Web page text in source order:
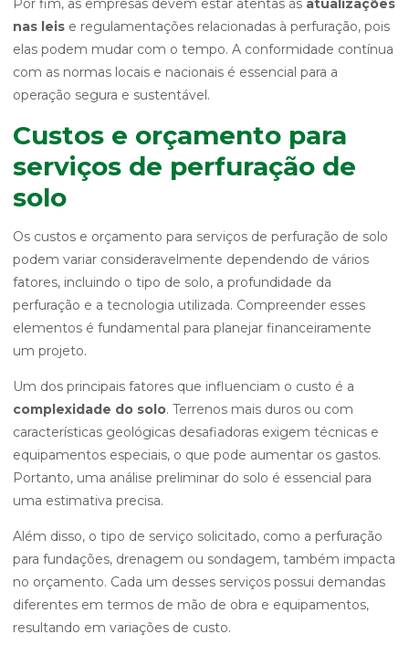
Por fim, as empresas devem estar atentas às atualizações
nas leis e regulamentações relacionadas à perfuração, pois
elas podem mudar com o tempo. A conformidade contínua
com as normas locais e nacionais é essencial para a
operação segura e sustentável.
Custos e orçamento para
serviços de perfuração de
solo
Os custos e orçamento para serviços de perfuração de solo
podem variar consideravelmente dependendo de vários
fatores, incluindo o tipo de solo, a profundidade da
perfuração e a tecnologia utilizada. Compreender esses
elementos é fundamental para planejar financeiramente
um projeto.
Um dos principais fatores que influenciam o custo é a
complexidade do solo. Terrenos mais duros ou com
características geológicas desafiadoras exigem técnicas e
equipamentos especiais, o que pode aumentar os gastos.
Portanto, uma análise preliminar do solo é essencial para
uma estimativa precisa.
Além disso, o tipo de serviço solicitado, como a perfuração
para fundações, drenagem ou sondagem, também impacta
no orçamento. Cada um desses serviços possui demandas
diferentes em termos de mão de obra e equipamentos,
resultando em variações de custo.